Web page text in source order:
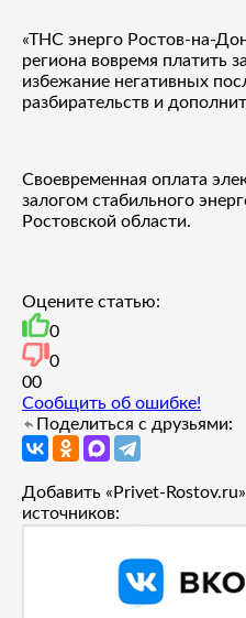
«ТНС энерго Ростов-на-
региона вовремя платить
избежание негативных
разбирательств и
Своевременная оплата
залогом стабильного
Ростовской области.
Оцените статью:
0
0
00
Сообщить об ошибке!
Поделиться с друзьями:
Добавить «Privet-
источников: